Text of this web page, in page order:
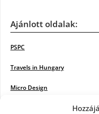
Ajánlott oldalak:
PSPC
Travels in Hungary
Micro Design